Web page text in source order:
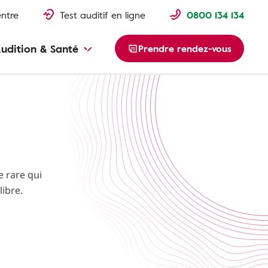
Test auditif en ligne 0800 134 134
& Santé Prendre rendez-vous
rare qui